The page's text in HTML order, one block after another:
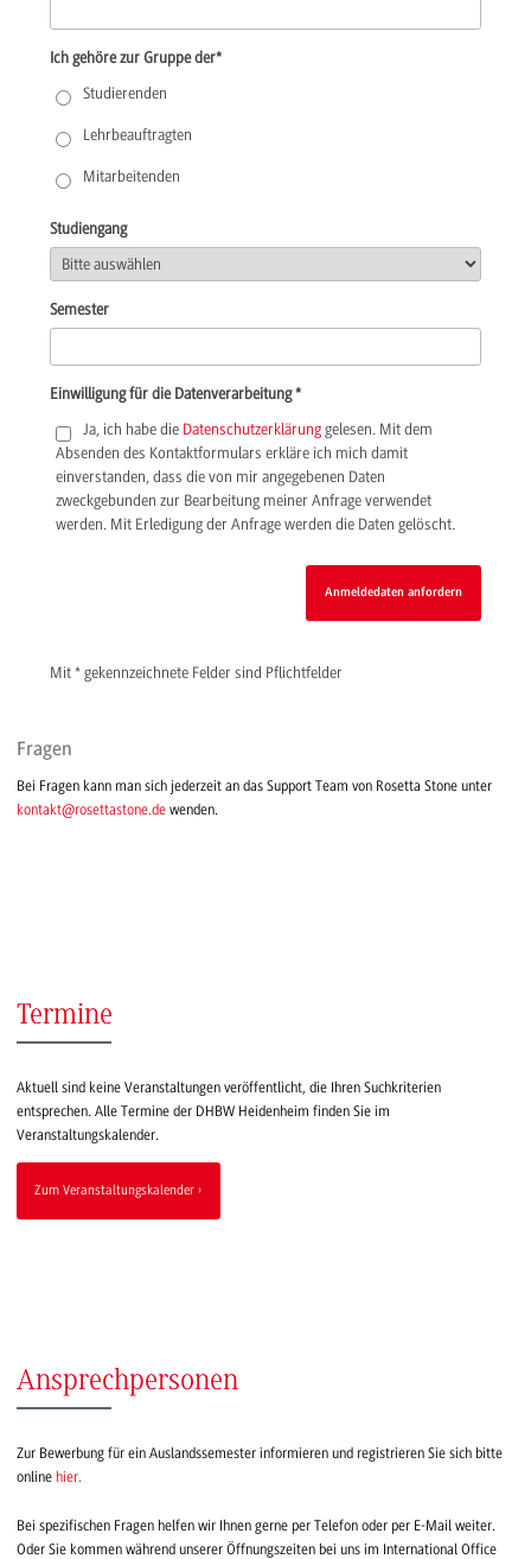
Ich gehöre zur Gruppe der*
Studierenden
Lehrbeauftragten
Mitarbeitenden
Studiengang
Semester
Einwilligung für die Datenverarbeitung*
Ja, ich habe die Datenschutzerklärung gelesen. Mit dem
Absenden des Kontaktformulars erkläre ich mich damit
einverstanden, dass die von mir angegebenen Daten
zweckgebunden zur Bearbeitung meiner Anfrage verwendet
werden. Mit Erledigung der Anfrage werden die Daten gelöscht.
Mit * gekennzeichnete Felder sind Pflichtfelder
Fragen
Bei Fragen kann man sich jederzeit an das Support Team von Rosetta Stone unter
kontakt@rosettastone.de wenden.
Termine
Aktuell sind keine Veranstaltungen veröffentlicht, die Ihren Suchkriterien
entsprechen. Alle Termine der DHBW Heidenheim finden Sie im
Veranstaltungskalender.
Zum Veranstaltungskalender
Ansprechpersonen
Zur Bewerbung für ein Auslandssemester informieren und registrieren Sie sich bitte
online hier.
Bei spezifischen Fragen helfen wir Ihnen gerne per Telefon oder per E-Mail weiter.
Oder Sie kommen während unserer Öffnungszeiten bei uns im International Office